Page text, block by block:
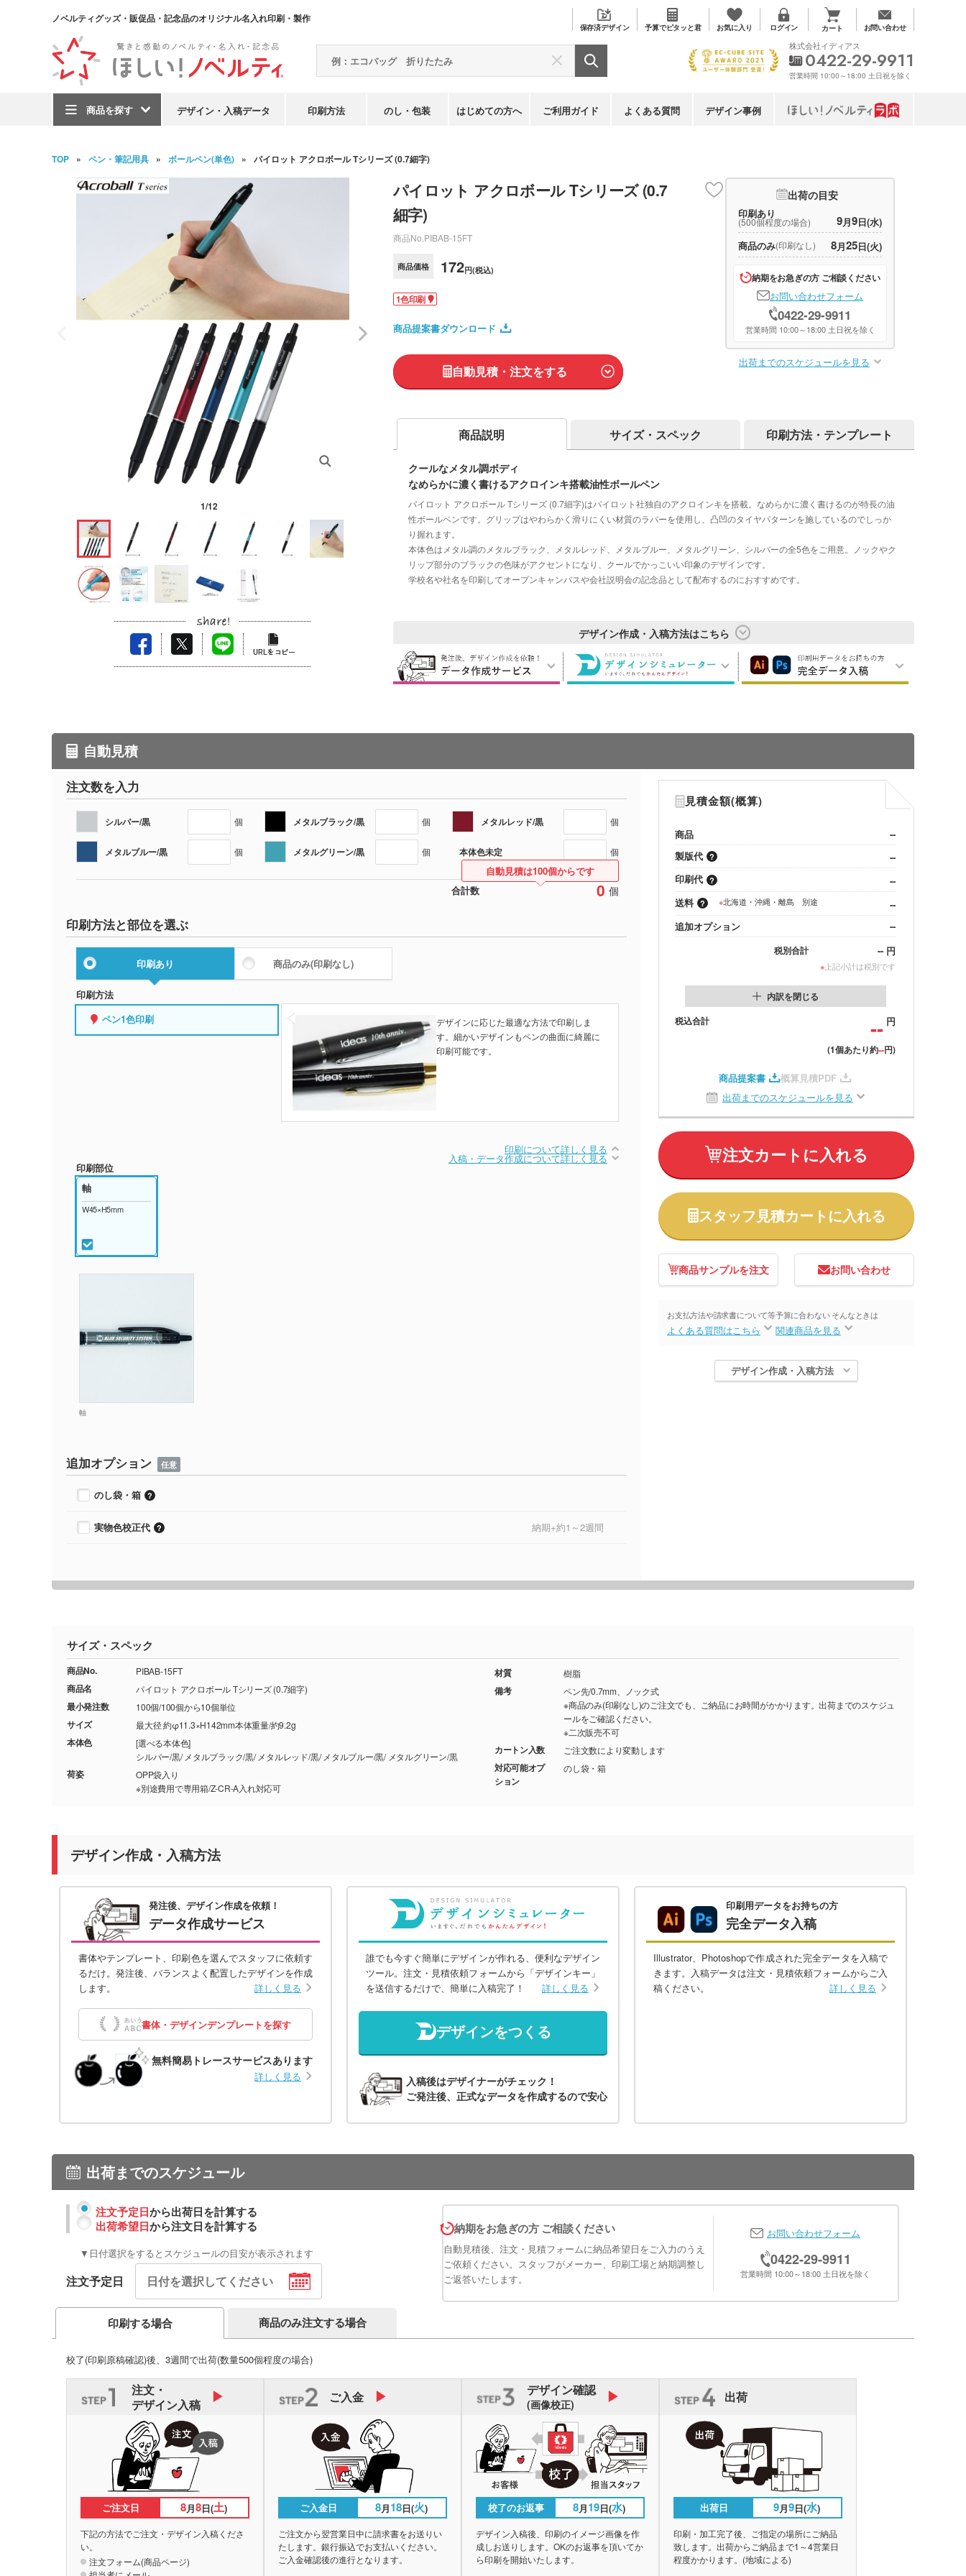
ノベルティグッズ・販促品・記念品のオリジナル名入れ印刷・製作
保存済デザイン 予算でピタッと君 お気に入り ログイン カート お問い合わせ
商品を探す デザイン・入稿データ 印刷方法 のし・包装 はじめての方へ ご利用ガイド よくある質問 デザイン事例
株式会社イディアス
0422-29-9911
営業時間 10:00～18:00 土日祝を除く
TOP ペン・筆記用具 ボールペン(単色) パイロット アクロボール Tシリーズ (0.7細字)
1/12
パイロット アクロボール Tシリーズ (0.7
細字)
商品No. PIBAB-15FT
商品価格 172円(税込)
1色印刷
商品提案書ダウンロード
自動見積・注文をする
出荷の目安
印刷あり
(500個程度の場合) 9月9日(水)
商品のみ(印刷なし) 8月25日(火)
納期をお急ぎの方 ご相談ください
お問い合わせフォーム
0422-29-9911
営業時間 10:00～18:00 土日祝を除く
出荷までのスケジュールを見る
商品説明 サイズ・スペック 印刷方法・テンプレート
クールなメタル調ボディ
なめらかに濃く書けるアクロインキ搭載油性ボールペン
パイロット アクロボール Tシリーズ (0.7細字)はパイロット社独自のアクロインキを搭載。なめらかに濃く書けるのが特長の油
性ボールペンです。グリップはやわらかく滑りにくい材質のラバーを使用し、凸凹のタイヤパターンを施しているのでしっか
り握れます。
本体色はメタル調のメタルブラック、メタルレッド、メタルブルー、メタルグリーン、シルバーの全5色をご用意。ノックやク
リップ部分のブラックの色味がアクセントになり、クールでかっこいい印象のデザインです。
学校名や社名を印刷してオープンキャンパスや会社説明会の記念品として配布するのにおすすめです。
デザイン作成・入稿方法はこちら
自動見積
注文数を入力
シルバー/黒 個 メタルブラック/黒 個 メタルレッド/黒 個
メタルブルー/黒 個 メタルグリーン/黒 個 本体色未定 個
合計数 0 個
自動見積は100個からです
印刷方法と部位を選ぶ
印刷あり 商品のみ(印刷なし)
印刷方法
ペン1色印刷
デザインに応じた最適な方法で印刷しま
す。細かいデザインもペンの曲面に綺麗に
印刷可能です。
印刷について詳しく見る
入稿・データ作成について詳しく見る
印刷部位
軸
W45×H5mm
軸
追加オプション 任意
のし袋・箱
実物色校正代 納期+約1～2週間
見積金額(概算)
商品
--
製版代
--
印刷代
--
送料
※北海道・沖縄・離島 別途
--
追加オプション
--
税別合計 -- 円
※ 上記小計は税別です
内訳を閉じる
税込合計
-- 円
(1個あたり約--円)
商品提案書
概算見積PDF
出荷までのスケジュールを見る
注文カートに入れる
スタッフ見積カートに入れる
商品サンプルを注文 お問い合わせ
お支払方法や請求書について等
よくある質問はこちら
予算に合わない そんなときは
関連商品を見る
デザイン作成・入稿方法
サイズ・スペック
商品No. PIBAB-15FT
商品名 パイロット アクロボール Tシリーズ (0.7細字)
最小発注数 100個/100個から10個単位
サイズ 最大径 約φ11.3×H142mm本体重量/約9.2g
本体色
[選べる本体色]
シルバー/黒/ メタルブラック/黒/ メタルレッド/黒/ メタルブルー/黒/ メタルグリーン/黒
荷姿
OPP袋入り
※別途費用で専用箱/Z-CR-A入れ対応可
材質 樹脂
備考
ペン先/0.7mm、ノック式
※商品のみ(印刷なし)のご注文でも、ご納品にお時間がかかります。出荷までのスケジュ
ールをご確認ください。
※二次販売不可
カートン入数 ご注文数により変動します
対応可能オプ
ション
のし袋・箱
デザイン作成・入稿方法
発注後、デザイン作成を依頼！
データ作成サービス
書体やテンプレート、印刷色を選んでスタッフに依頼す
るだけ。発注後、バランスよく配置したデザインを作成
します。
詳しく見る
書体・デザインデンプレートを探す
無料簡易トレースサービスあります
詳しく見る
誰でも今すぐ簡単にデザインが作れる、便利なデザイン
ツール。注文・見積依頼フォームから「デザインキー」
を送信するだけで、簡単に入稿完了！
詳しく見る
デザインをつくる
入稿後はデザイナーがチェック！
ご発注後、正式なデータを作成するので安心
印刷用データをお持ちの方
完全データ入稿
Illustrator、Photoshopで作成された完全データを入稿で
きます。入稿データは注文・見積依頼フォームからご入
稿ください。
詳しく見る
出荷までのスケジュール
注文予定日から出荷日を計算する
出荷希望日から注文日を計算する
▼日付選択をするとスケジュールの目安が表示されます
注文予定日
納期をお急ぎの方 ご相談ください
自動見積後、注文・見積フォームに納品希望日をご入力のうえ
ご依頼ください。スタッフがメーカー、印刷工場と納期調整し
ご返答いたします。
お問い合わせフォーム
0422-29-9911
営業時間 10:00～18:00 土日祝を除く
印刷する場合 商品のみ注文する場合
校了(印刷原稿確認)後、3週間で出荷(数量500個程度の場合)
注文・
デザイン入稿
ご注文日 8月8日(土)
下記の方法でご注文・デザイン入稿くださ
い。
注文フォーム(商品ページ)
ご入金
ご入金日 8月18日(火)
ご注文から翌営業日中に請求書をお送りい
たします。銀行振込でお支払いください。
ご入金確認後の進行となります。
デザイン確認
(画像校正)
校了のお返事 8月19日(水)
デザイン入稿後、印刷のイメージ画像を作
成しお送りします。OKのお返事を頂いてか
ら印刷を開始いたします。
出荷
出荷日 9月9日(水)
印刷・加工完了後、ご指定の場所にご納品
致します。出荷からご納品まで1～4営業日
程度かかります。(地域による)